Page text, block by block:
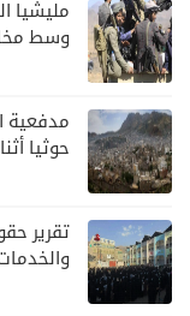
مليشيا
وسط
مدفعية
حوثيا
تقرير